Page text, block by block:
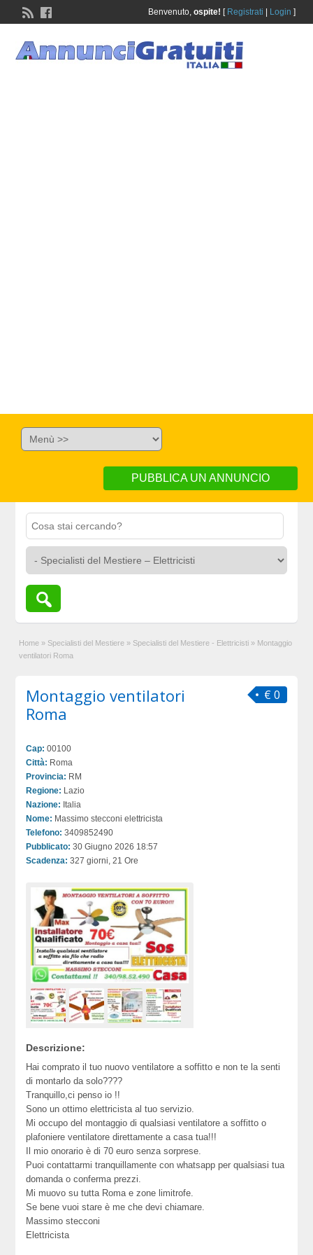
Benvenuto, ospite! [ Registrati Login ]
PUBBLICA UN ANNUNCIO
Home » Specialisti del Mestiere » Specialisti del Mestiere - Elettricisti » Montaggio
ventilatori Roma
€ 0
Montaggio ventilatori
Roma
Cap: 00100
Città: Roma
Provincia: RM
Regione: Lazio
Nazione: Italia
Nome: Massimo stecconi elettricista
Telefono: 3409852490
Pubblicato: 30 Giugno 2026 18:57
Scadenza: 327 giorni, 21 Ore
Descrizione:
Hai comprato il tuo nuovo ventilatore a soffitto e non te la senti
di montarlo da solo????
Tranquillo,ci penso io !!
Sono un ottimo elettricista al tuo servizio.
Mi occupo del montaggio di qualsiasi ventilatore a soffitto o
plafoniere ventilatore direttamente a casa tua!!!
Il mio onorario è di 70 euro senza sorprese.
Puoi contattarmi tranquillamente con whatsapp per qualsiasi tua
domanda o conferma prezzi.
Mi muovo su tutta Roma e zone limitrofe.
Se bene vuoi stare è me che devi chiamare.
Massimo stecconi
Elettricista